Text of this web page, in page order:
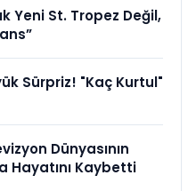
Yeni St. Tropez Değil,
Sürpriz! "Kaç Kurtul"
Dünyasının
Hayatını Kaybetti